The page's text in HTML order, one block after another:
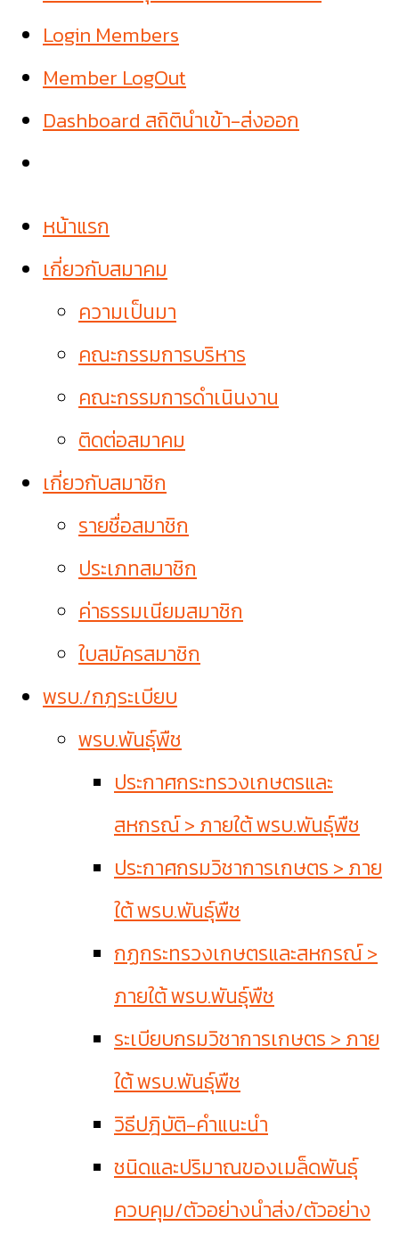
Login Members
Member LogOut
Dashboard สถิตินำเข้า-ส่งออก
หน้าแรก
เกี่ยวกับสมาคม
ความเป็นมา
คณะกรรมการบริหาร
คณะกรรมการดำเนินงาน
ติดต่อสมาคม
เกี่ยวกับสมาชิก
รายชื่อสมาชิก
ประเภทสมาชิก
ค่าธรรมเนียมสมาชิก
ใบสมัครสมาชิก
พรบ./กฎระเบียบ
พรบ.พันธุ์พืช
ประกาศกระทรวงเกษตรและ
สหกรณ์ > ภายใต้ พรบ.พันธุ์พืช
ประกาศกรมวิชาการเกษตร > ภาย
ใต้ พรบ.พันธุ์พืช
กฏกระทรวงเกษตรและสหกรณ์ >
ภายใต้ พรบ.พันธุ์พืช
ระเบียบกรมวิชาการเกษตร > ภาย
ใต้ พรบ.พันธุ์พืช
วิธีปฎิบัติ-คำแนะนำ
ชนิดและปริมาณของเมล็ดพันธุ์
ควบคุม/ตัวอย่างนำส่ง/ตัวอย่าง